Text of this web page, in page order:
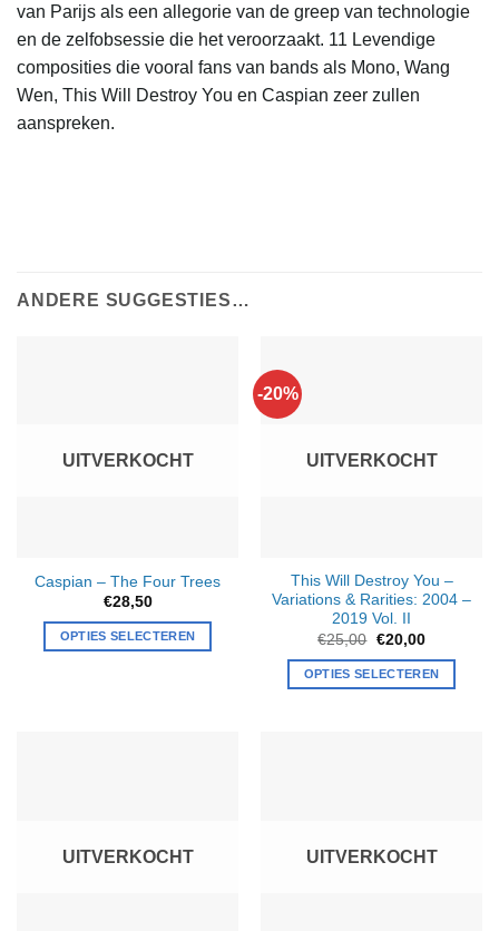
van Parijs als een allegorie van de greep van technologie
en de zelfobsessie die het veroorzaakt. 11 Levendige
composities die vooral fans van bands als Mono, Wang
Wen, This Will Destroy You en Caspian zeer zullen
aanspreken.
ANDERE SUGGESTIES…
UITVERKOCHT
Caspian – The Four Trees
€28,50
OPTIES SELECTEREN
-20%
UITVERKOCHT
This Will Destroy You –
Variations & Rarities: 2004 –
2019 Vol. II
€25,00 Oorspronkelijke
was:
€25,00.
€20,00Huidige
is:
€20,00.
OPTIES SELECTEREN
UITVERKOCHT UITVERKOCHT